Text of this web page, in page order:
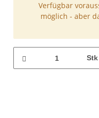
Verfügbar
möglich - aber
Stk